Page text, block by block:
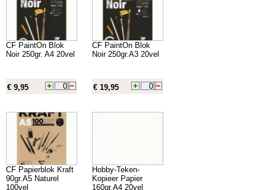
CF PaintOn Blok
Noir 250gr. A4 20vel
€ 9,95
CF PaintOn Blok
Noir 250gr.A3 20vel
€ 19,95
CF Papierblok Kraft
90gr.A5 Naturel
100vel
Hobby-Teken-
Kopieer Papier
160gr.A4 20vel